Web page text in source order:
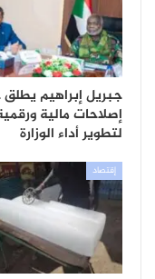
جبريل إبراهيم
إصلاحات مالية
لتطوير أداء الوزارة
إقتصاد